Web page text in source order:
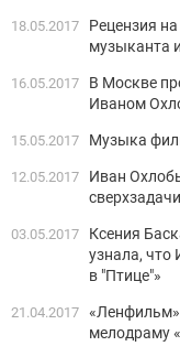
18.05.2017
Рецензия
музыканта
16.05.2017
В Москве
Иваном
15.05.2017 Музыка
12.05.2017
Иван
03.05.2017
Ксения
узнала, что
в "Птице"»
21.04.2017
мелодраму